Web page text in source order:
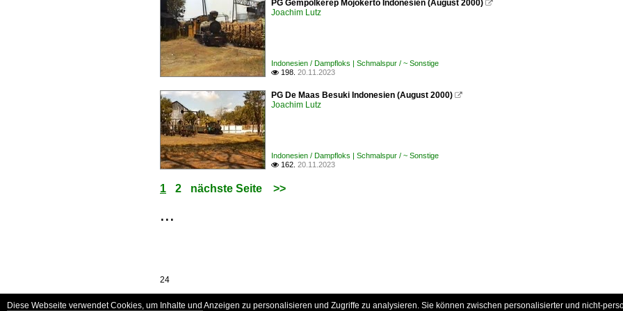
PG Gempolkerep Mojokerto Indonesien (August 2000) 
Joachim Lutz
Indonesien / Dampfloks | Schmalspur / ~ Sonstige
 198. 20.11.2023
PG De Maas Besuki Indonesien (August 2000) 
Joachim Lutz
Indonesien / Dampfloks | Schmalspur / ~ Sonstige
 162. 20.11.2023
1 2 nächste Seite >>
...
24
Diese Webseite verwendet Cookies, um Inhalte und Anzeigen zu personalisieren und Zugriffe zu analysieren. Sie können zwischen personalisierter und nicht-